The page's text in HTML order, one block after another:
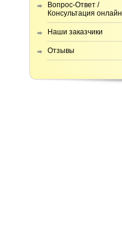
Вопрос-Ответ /
Консультация онлайн
Наши заказчики
Отзывы